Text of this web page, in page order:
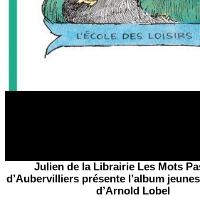
Julien de la Librairie Les Mots
d’Aubervilliers présente l’album
d’Arnold Lobel